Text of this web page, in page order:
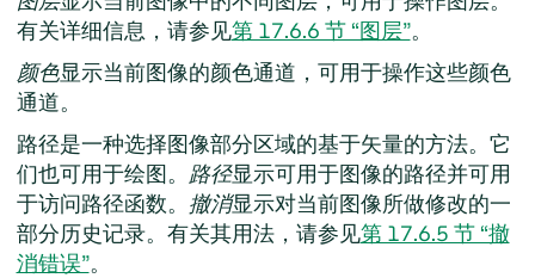
有关详细信息，请参见第 17.6.6 节 “图层”。
颜色显示当前图像的颜色通道，可用于操作这些颜色
通道。
路径是一种选择图像部分区域的基于矢量的方法。它
们也可用于绘图。 路径显示可用于图像的路径并可用
于访问路径函数。 撤消显示对当前图像所做修改的一
部分历史记录。有关其用法，请参见第 17.6.5 节 “撤
消错误”。